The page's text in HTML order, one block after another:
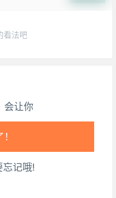
看法吧
会让你
！
记哦!